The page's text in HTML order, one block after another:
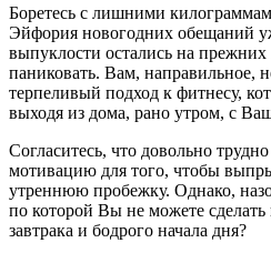
Боретесь с лишними
Эйфория новогодних обещаний
выпуклости остались на
паниковать. Вам, направильное,
терпеливый подход к фитнесу,
выходя из дома, рано утром, с
Согласитесь, что довольно
мотивацию для того, чтобы
утреннюю пробежку. Однако,
по которой Вы не можете сделать
завтрака и бодрого начала дня?